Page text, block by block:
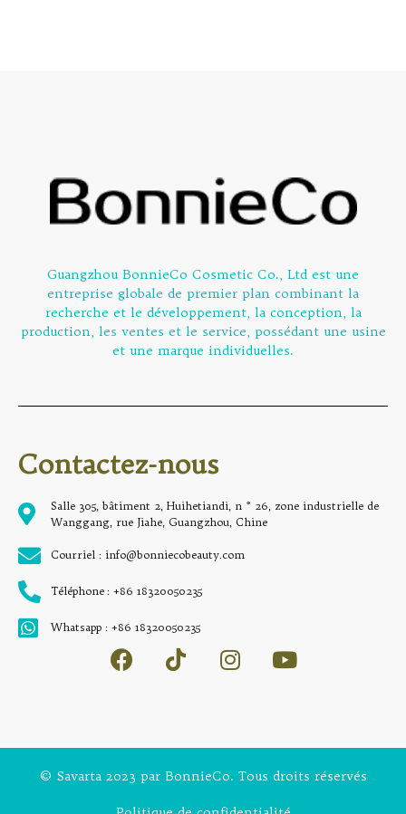
Guangzhou BonnieCo Cosmetic Co., Ltd est une
entreprise globale de premier plan combinant la
recherche et le développement, la conception, la
production, les ventes et le service, possédant une usine
et une marque individuelles.
Contactez-nous
Salle 305, bâtiment 2, Huihetiandi, n ° 26, zone industrielle de
Wanggang, rue Jiahe, Guangzhou, Chine
Courriel : info@bonniecobeauty.com
Téléphone : +86 18320050235
Whatsapp : +86 18320050235
© Savarta 2023 par BonnieCo. Tous droits réservés